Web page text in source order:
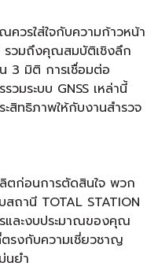
วรใส่ใจกับความก้าวหน้า
รวมถึงคุณสมบัติเชิงลึก
3 มิติ การเชื่อมต่อ
วมระบบ GNSS เหล่านี้
สิทธิภาพให้กับงานสำรวจ
ตก่อนการตัดสินใจ พวก
สถานี TOTAL STATION
และงบประมาณของคุณ
รงกับความเชี่ยวชาญ
นยำ